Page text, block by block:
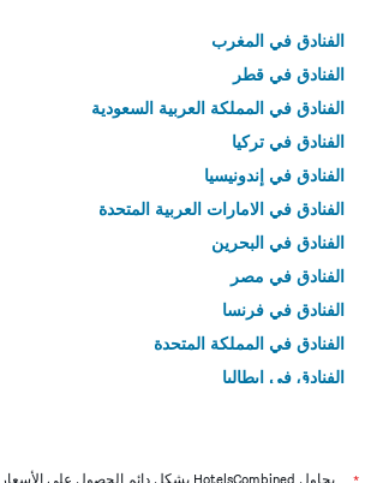
الفنادق في المغرب
الفنادق في قطر
الفنادق في المملكة العربية السعودية
الفنادق في تركيا
الفنادق في إندونيسيا
الفنادق في الامارات العربية المتحدة
الفنادق في البحرين
الفنادق في مصر
الفنادق في فرنسا
الفنادق في المملكة المتحدة
الفنادق في إيطاليا
يحاول HotelsCombined بشكل دائم الحصول على الأسعار الدقيقة، ولكن